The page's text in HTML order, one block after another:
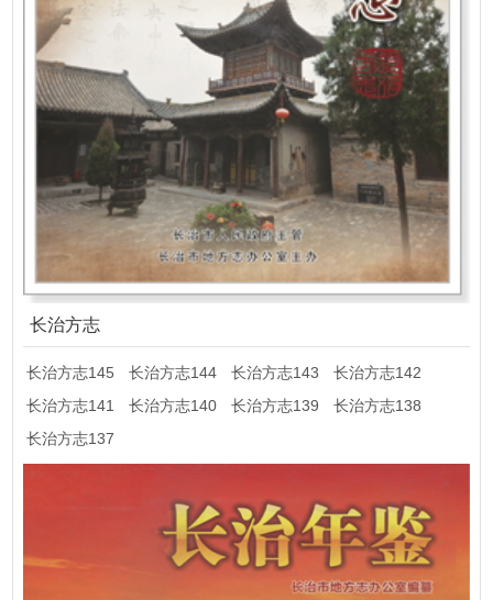
长治方志
长治方志145 长治方志144 长治方志143
长治方志142
长治方志141
长治方志140 长治方志139
长治方志138
长治方志137